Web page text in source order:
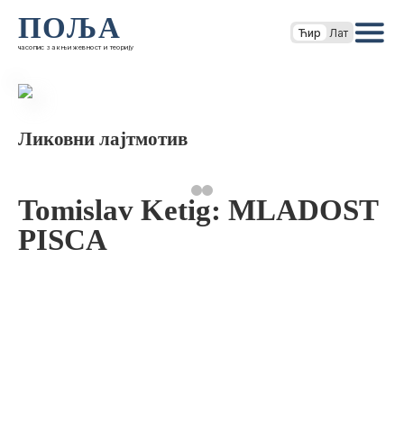
ПОЉА
часопис за књижевност и теорију
Ћир Лат
Ликовни лајтмотив
Tomislav Ketig: MLADOST
PISCA